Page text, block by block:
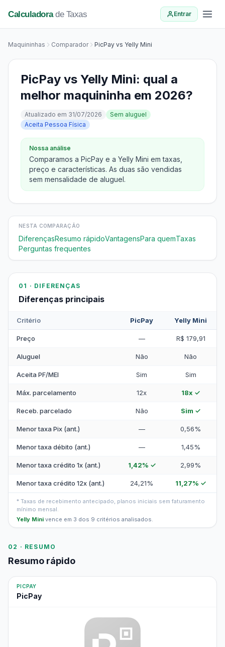
Calculadorade Taxas Entrar
Maquininhas Comparador PicPay vs Yelly Mini
PicPay vs Yelly Mini: qual a
melhor maquininha em 2026?
Atualizado em 31/07/2026
Sem aluguel
Aceita Pessoa Física
Nossa análise
Comparamos a PicPay e a Yelly Mini em taxas,
preço e características. As duas são vendidas
sem mensalidade de aluguel.
NESTA COMPARAÇÃO
DiferençasResumo rápidoVantagensPara quemTaxas
Perguntas frequentes
01 · DIFERENÇAS
Diferenças principais
Critério PicPay Yelly Mini
Preço — R$ 179,91
Aluguel Não Não
Aceita PF/MEI Sim Sim
Máx. parcelamento 12x 18x ✓
Receb. parcelado Não Sim ✓
Menor taxa Pix (ant.) — 0,56%
Menor taxa débito (ant.) — 1,45%
Menor taxa crédito 1x (ant.) 1,42% ✓ 2,99%
Menor taxa crédito 12x (ant.) 24,21% 11,27% ✓
* Taxas de recebimento antecipado, planos iniciais sem faturamento
mínimo mensal.
Yelly Mini vence em 3 dos 9 critérios analisados.
02 · RESUMO
Resumo rápido
PICPAY
PicPay